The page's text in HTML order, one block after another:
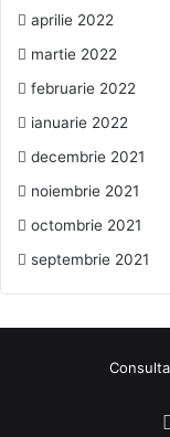
aprilie 2022
martie 2022
februarie 2022
ianuarie 2022
decembrie 2021
noiembrie 2021
octombrie 2021
septembrie 2021